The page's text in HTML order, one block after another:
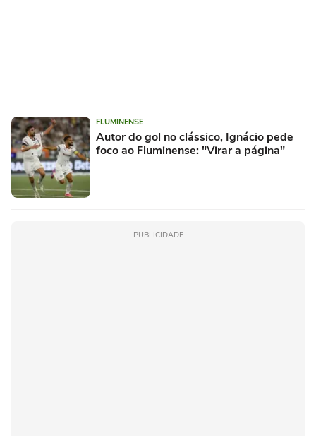
FLUMINENSE
Autor do gol no clássico, Ignácio pede
foco ao Fluminense: "Virar a página"
PUBLICIDADE